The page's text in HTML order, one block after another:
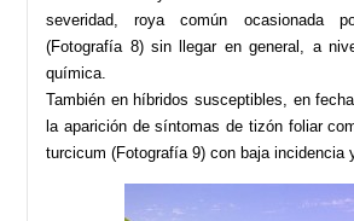
severidad, roya común ocasionada
(Fotografía 8) sin llegar en general, a
química.
También en híbridos susceptibles, en
la aparición de síntomas de tizón foliar
turcicum (Fotografía 9) con baja incidencia